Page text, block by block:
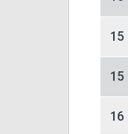
15
15
16